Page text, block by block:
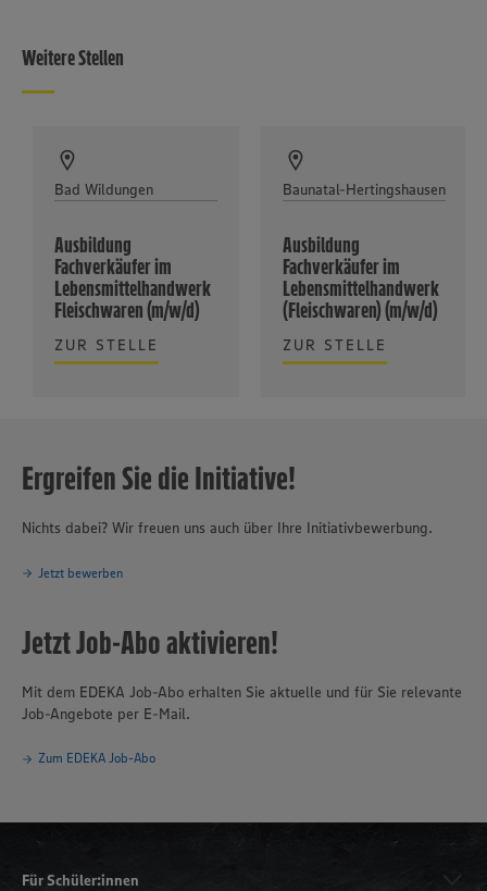
Weitere Stellen
Bad Wildungen
Ausbildung
Fachverkäufer im
Lebensmittelhandwerk
Fleischwaren (m/w/d)
ZUR STELLE
Baunatal-Hertingshausen
Ausbildung
Fachverkäufer im
Lebensmittelhandwerk
(Fleischwaren) (m/w/d)
ZUR STELLE
Ergreifen Sie die Initiative!
Nichts dabei? Wir freuen uns auch über Ihre Initiativbewerbung.
Jetzt bewerben
Jetzt Job-Abo aktivieren!
Mit dem EDEKA Job-Abo erhalten Sie aktuelle und für Sie relevante
Job-Angebote per E-Mail.
Zum EDEKA Job-Abo
Für Schüler:innen